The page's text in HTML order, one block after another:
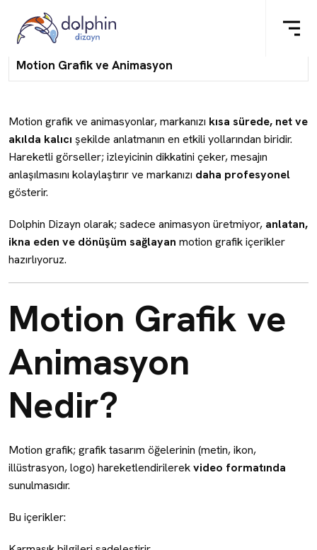
Motion Grafik ve Animasyon
Motion grafik ve animasyonlar, markanızı kısa sürede, net ve
akılda kalıcı şekilde anlatmanın en etkili yollarından biridir.
Hareketli görseller; izleyicinin dikkatini çeker, mesajın
anlaşılmasını kolaylaştırır ve markanızı daha profesyonel
gösterir.
Dolphin Dizayn olarak; sadece animasyon üretmiyor, anlatan,
ikna eden ve dönüşüm sağlayan motion grafik içerikler
hazırlıyoruz.
Motion Grafik ve
Animasyon
Nedir?
Motion grafik; grafik tasarım öğelerinin (metin, ikon,
illüstrasyon, logo) hareketlendirilerekvideo formatında
sunulmasıdır.
Bu içerikler: